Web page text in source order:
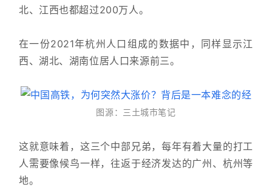
北、江西也都超过200万人。
在一份2021年杭州人口组成的数据中，同样显示江
西、湖北、湖南位居人口来源前三。
图源：三土城市笔记
这就意味着，这三个中部兄弟，每年有着大量的打工
人需要像候鸟一样，往返于经济发达的广州、杭州等
地。